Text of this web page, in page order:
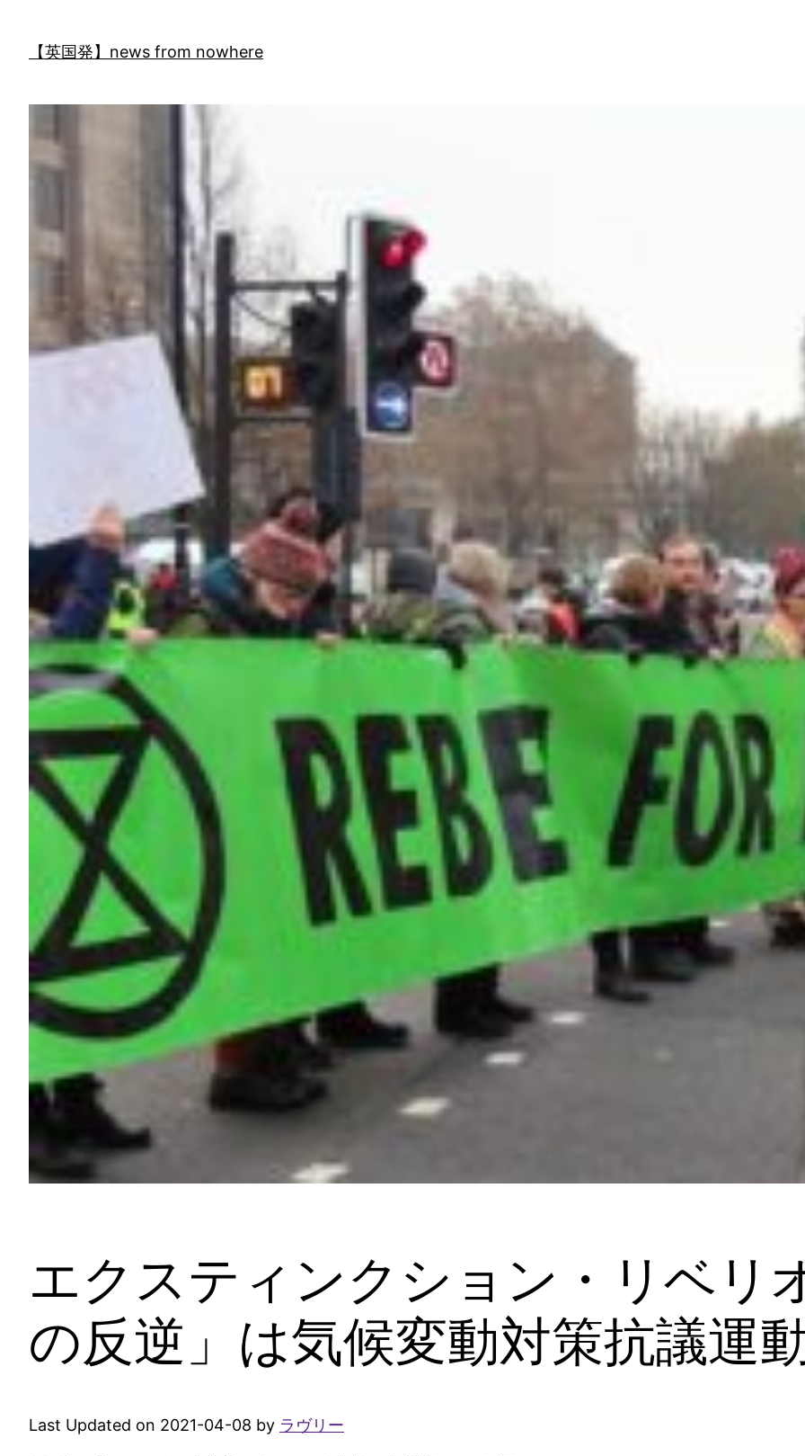
【英国発】news from nowhere
エクスティンクション・リベリ
の反逆」は気候変動対策抗議運
Last Updated on 2021-04-08 by ラヴリー